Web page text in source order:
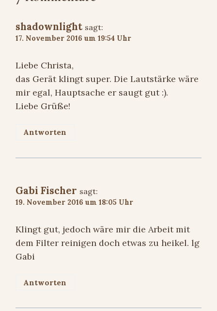
shadownlight sagt:
17. November 2016 um 19:54 Uhr
Liebe Christa,
das Gerät klingt super. Die Lautstärke wäre
mir egal, Hauptsache er saugt gut :).
Liebe Grüße!
Antworten
Gabi Fischer sagt:
19. November 2016 um 18:05 Uhr
Klingt gut, jedoch wäre mir die Arbeit mit
dem Filter reinigen doch etwas zu heikel. lg
Gabi
Antworten